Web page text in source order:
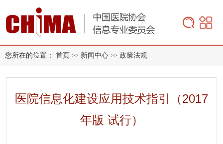
您所在的位置： 首页 >> 新闻中心 >> 政策法规
医院信息化建设应用技术指引（2017
年版 试行）